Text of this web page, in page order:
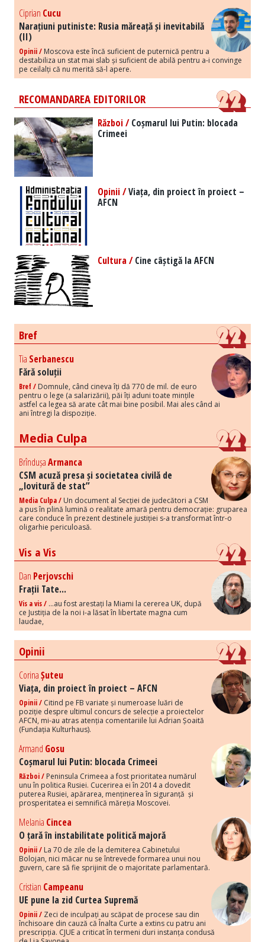
Ciprian Cucu
Narațiuni putiniste: Rusia măreață și inevitabilă
(II)
Opinii / Moscova este încă suficient de puternică pentru a
destabiliza un stat mai slab și suficient de abilă pentru a-i convinge
pe ceilalți că nu merită să-l apere.
RECOMANDAREA EDITORILOR
Război /Coșmarul lui Putin: blocada
Crimeei
Opinii /Viața, din proiect în proiect –
AFCN
Cultura /Cine câștigă la AFCN
Bref
Tia Serbanescu
Fără soluții
Bref / Domnule, când cineva îți dă 770 de mil. de euro
pentru o lege (a salarizării), păi îți aduni toate mințile
astfel ca legea să arate cât mai bine posibil. Mai ales când ai
ani întregi la dispoziție.
Media Culpa
BrîndușaArmanca
CSM acuză presa și societatea civilă de
„lovitură de stat”
Media Culpa / Un document al Secției de judecători a CSM
a pus în plină lumină o realitate amară pentru democrație: gruparea
care conduce în prezent destinele justiției s-a transformat într-o
oligarhie periculoasă.
Vis a Vis
Dan Perjovschi
Frații Tate...
Vis a vis / ...au fost arestați la Miami la cererea UK, după
ce Justiția de la noi i-a lăsat în libertate magna cum
laudae,
Opinii
CorinaȘuteu
Viața, din proiect în proiect – AFCN
Opinii / Citind pe FB variate și numeroase luări de
poziție despre ultimul concurs de selecție a proiectelor
AFCN, mi-au atras atenția comentariile lui Adrian Șoaită
(Fundația Kulturhaus).
Armand Gosu
Coșmarul lui Putin: blocada Crimeei
Război / Peninsula Crimeea a fost prioritatea numărul
unu în politica Rusiei. Cucerirea ei în 2014 a dovedit
puterea Rusiei, apărarea, menținerea în siguranță și
prosperitatea ei semnifică măreția Moscovei.
Melania Cincea
O țară în instabilitate politică majoră
Opinii / La 70 de zile de la demiterea Cabinetului
Bolojan, nici măcar nu se întrevede formarea unui nou
guvern, care să fie sprijinit de o majoritate parlamentară.
Cristian Campeanu
UE pune la zid Curtea Supremă
Opinii / Zeci de inculpați au scăpat de procese sau din
închisoare din cauză că Înalta Curte a extins cu patru ani
prescripția. CJUE a criticat în termeni duri instanța condusă